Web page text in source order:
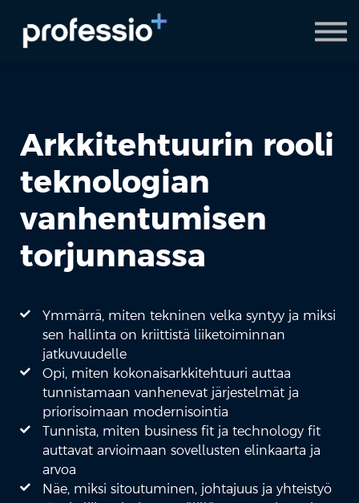
AI Coach
Pyydä demo
Arkkitehtuurin rooli
teknologian
vanhentumisen
torjunnassa
Ymmärrä, miten tekninen velka syntyy ja miksi
sen hallinta on kriittistä liiketoiminnan
jatkuvuudelle
Opi, miten kokonaisarkkitehtuuri auttaa
tunnistamaan vanhenevat järjestelmät ja
priorisoimaan modernisointia
Tunnista, miten business fit ja technology fit
auttavat arvioimaan sovellusten elinkaarta ja
arvoa
Näe, miksi sitoutuminen, johtajuus ja yhteistyö